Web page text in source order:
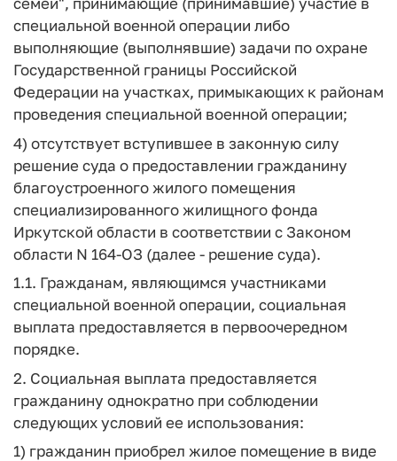
специальной военной операции либо
выполняющие (выполнявшие) задачи по охране
Государственной границы Российской
Федерации на участках, примыкающих к районам
проведения специальной военной операции;
4) отсутствует вступившее в законную силу
решение суда о предоставлении гражданину
благоустроенного жилого помещения
специализированного жилищного фонда
Иркутской области в соответствии с Законом
области N 164-ОЗ (далее - решение суда).
1.1. Гражданам, являющимся участниками
специальной военной операции, социальная
выплата предоставляется в первоочередном
порядке.
2. Социальная выплата предоставляется
гражданину однократно при соблюдении
следующих условий ее использования:
1) гражданин приобрел жилое помещение в виде